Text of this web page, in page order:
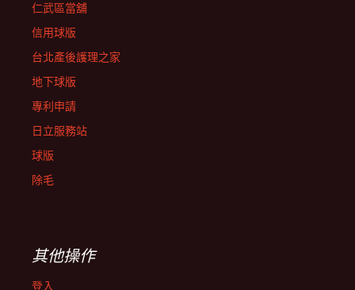
仁武區當舖
信用球版
台北產後護理之家
地下球版
專利申請
日立服務站
球版
除毛
其他操作
登入